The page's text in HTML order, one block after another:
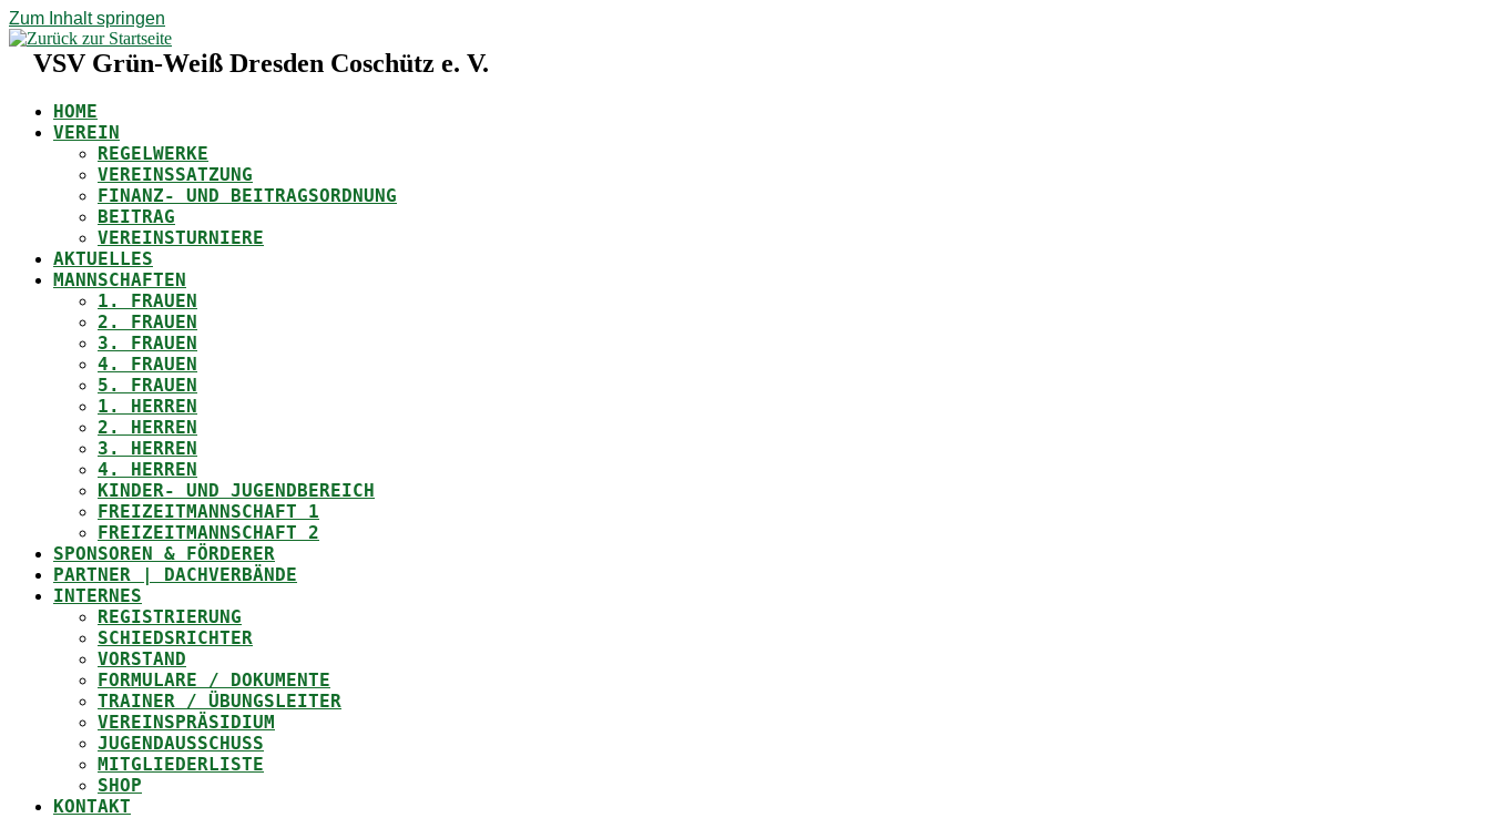
Zum Inhalt springen
VSV Grün-Weiß Dresden Coschütz e. V.
HOME
VEREIN
REGELWERKE
VEREINSSATZUNG
FINANZ- UND BEITRAGSORDNUNG
BEITRAG
VEREINSTURNIERE
AKTUELLES
MANNSCHAFTEN
1. FRAUEN
2. FRAUEN
3. FRAUEN
4. FRAUEN
5. FRAUEN
1. HERREN
2. HERREN
3. HERREN
4. HERREN
KINDER- UND JUGENDBEREICH
FREIZEITMANNSCHAFT 1
FREIZEITMANNSCHAFT 2
SPONSOREN & FÖRDERER
PARTNER | DACHVERBÄNDE
INTERNES
REGISTRIERUNG
SCHIEDSRICHTER
VORSTAND
FORMULARE / DOKUMENTE
TRAINER / ÜBUNGSLEITER
VEREINSPRÄSIDIUM
JUGENDAUSSCHUSS
MITGLIEDERLISTE
SHOP
KONTAKT